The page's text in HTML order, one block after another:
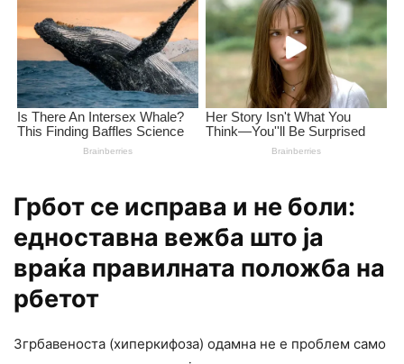
Грбот се исправа и не боли:
едноставна вежба што ја
враќа правилната положба на
рбетот
Згрбавеноста (хиперкифоза) одамна не е проблем само